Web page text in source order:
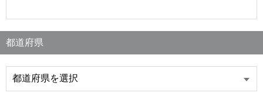
都道府県